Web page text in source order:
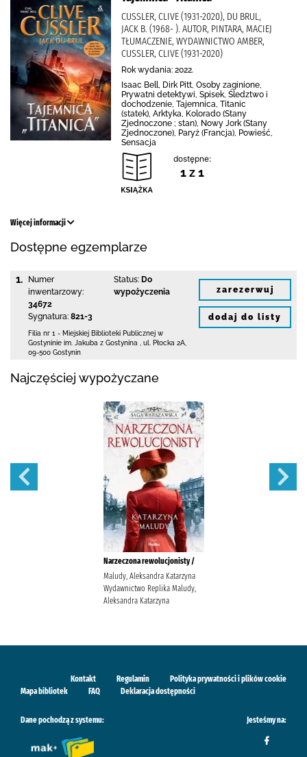
CUSSLER, CLIVE (1931-2020), DU BRUL,
JACK B. (1968- ). AUTOR, PINTARA, MACIEJ
TŁUMACZENIE, WYDAWNICTWO AMBER,
CUSSLER, CLIVE (1931-2020)
Rok wydania: 2022.
Isaac Bell, Dirk Pitt, Osoby zaginione,
Prywatni detektywi, Spisek, Śledztwo i
dochodzenie, Tajemnica, Titanic
(statek), Arktyka, Kolorado (Stany
Zjednoczone ; stan), Nowy Jork (Stany
Zjednoczone), Paryż (Francja), Powieść,
Sensacja
dostępne:
1 z 1
Więcej informacji
Dostępne egzemplarze
1.
Numer
inwentarzowy:
34672
Sygnatura: 821-3
Status: Do
wypożyczenia
Filia nr 1 - Miejskiej Biblioteki Publicznej w
Gostyninie im. Jakuba z Gostynina
ul. Płocka 2A
09-500 Gostynin
zarezerwuj
dodaj do listy
Najczęściej wypożyczane
Narzeczona rewolucjonisty /
Maludy, Aleksandra Katarzyna
Wydawnictwo Replika Maludy,
Aleksandra Katarzyna
Kontakt Regulamin
Polityka prywatności i plików cookie
Mapa bibliotek
FAQ Deklaracja dostępności
Dane pochodzą z systemu: Jesteśmy na: